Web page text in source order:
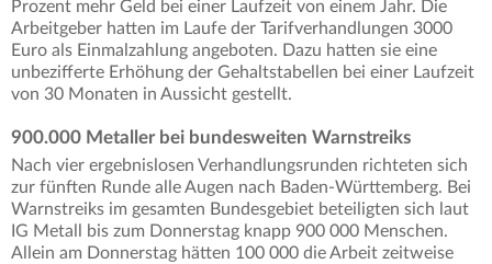
Prozent mehr Geld bei einer Laufzeit von einem Jahr. Die
Arbeitgeber hatten im Laufe der Tarifverhandlungen 3000
Euro als Einmalzahlung angeboten. Dazu hatten sie eine
unbezifferte Erhöhung der Gehaltstabellen bei einer Laufzeit
von 30 Monaten in Aussicht gestellt.
900.000 Metaller bei bundesweiten Warnstreiks
Nach vier ergebnislosen Verhandlungsrunden richteten sich
zur fünften Runde alle Augen nach Baden-Württemberg. Bei
Warnstreiks im gesamten Bundesgebiet beteiligten sich laut
IG Metall bis zum Donnerstag knapp 900 000 Menschen.
Allein am Donnerstag hätten 100 000 die Arbeit zeitweise